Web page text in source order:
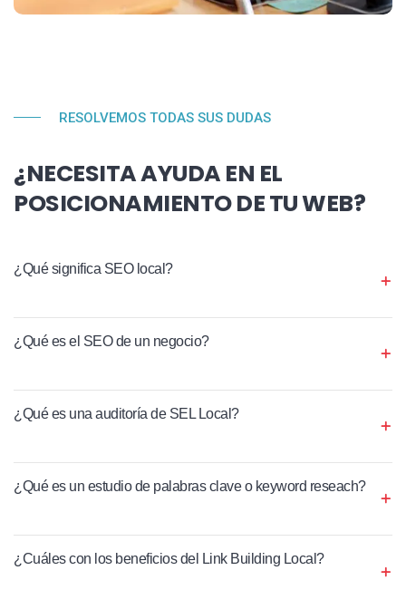
RESOLVEMOS TODAS SUS DUDAS
¿NECESITA AYUDA EN EL
POSICIONAMIENTO DE TU WEB?
¿Qué significa SEO local?
¿Qué es el SEO de un negocio?
¿Qué es una auditoría de SEL Local?
¿Qué es un estudio de palabras clave o keyword reseach?
¿Cuáles con los beneficios del Link Building Local?